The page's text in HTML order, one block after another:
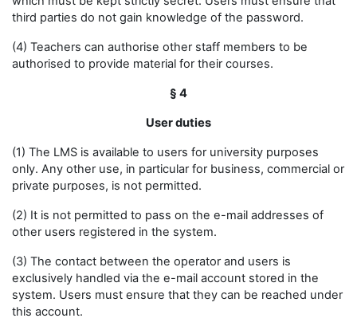
third parties do not gain knowledge of the password.
(4) Teachers can authorise other staff members to be
authorised to provide material for their courses.
§ 4
User duties
(1) The LMS is available to users for university purposes
only. Any other use, in particular for business, commercial or
private purposes, is not permitted.
(2) It is not permitted to pass on the e-mail addresses of
other users registered in the system.
(3) The contact between the operator and users is
exclusively handled via the e-mail account stored in the
system. Users must ensure that they can be reached under
this account.